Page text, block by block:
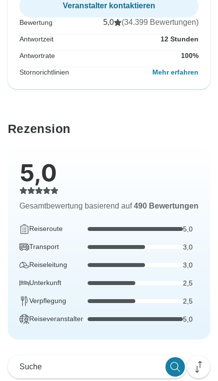
Veranstalter kontaktieren
Bewertung 5,0 (34.399 Bewertungen)
Antwortzeit 12 Stunden
Antwortrate 100%
Stornorichtlinien Mehr erfahren
Rezension
5,0
Gesamtbewertung basierend auf490 Bewertungen
Reiseroute 5,0
Transport 3,0
Reiseleitung 3,0
Unterkunft 2,5
Verpflegung 2,5
Reiseveranstalter 5,0